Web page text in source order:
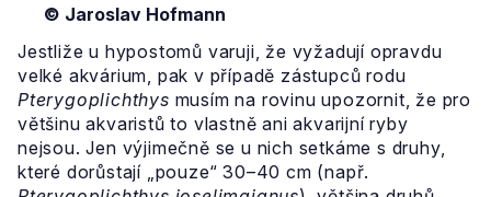
© Jaroslav Hofmann
Jestliže u hypostomů varuji, že vyžadují opravdu
velké akvárium, pak v případě zástupců rodu
Pterygoplichthys musím na rovinu upozornit, že pro
většinu akvaristů to vlastně ani akvarijní ryby
nejsou. Jen výjimečně se u nich setkáme s druhy,
které dorůstají „pouze“ 30–40 cm (např.